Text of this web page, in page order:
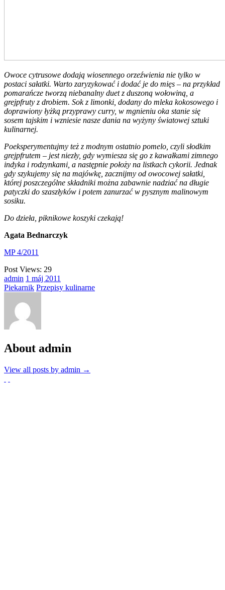
Owoce cytrusowe dodają wiosennego orzeźwienia nie tylko w
postaci sałatki. Warto zaryzykować i dodać je do mięs – na przykład
pomarańcze tworzą niebanalny duet z duszoną wołowiną, a
grejpfruty z drobiem. Sok z limonki, dodany do mleka kokosowego i
doprawiony łyżką przyprawy curry, w mgnieniu oka stanie się
sosem tajskim i wzniesie nasze dania na wyżyny światowej sztuki
kulinarnej.
Poeksperymentujmy też z modnym ostatnio pomelo, czyli słodkim
grejpfrutem – jest niezły, gdy wymiesza się go z kawałkami zimnego
indyka i rodzynkami, a następnie położy na listkach cykorii. Jednak
gdy szykujemy się na majówkę, zacznijmy od owocowej sałatki,
której poszczególne składniki można zabawnie nadziać na długie
patyczki do szaszłyków i potem zanurzać w pysznym malinowym
sosiku.
Do dzieła, piknikowe koszyki czekają!
Agata Bednarczyk
MP 4/2011
Post Views: 29
admin 1 máj 2011
Piekarnik Przepisy kulinarne
About admin
View all posts by admin →